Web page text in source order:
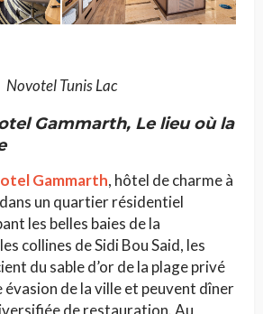
Novotel Tunis Lac
Gammarth, Le lieu où la
Gammarth, hôtel de charme à
un quartier résidentiel
les belles baies de la
collines de Sidi Bou Said, les
du sable d’or de la plage privé
de la ville et peuvent dîner
de restauration. Au